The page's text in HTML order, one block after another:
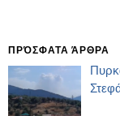
ΠΡΌΣΦΑΤΑ ΆΡΘΡΑ